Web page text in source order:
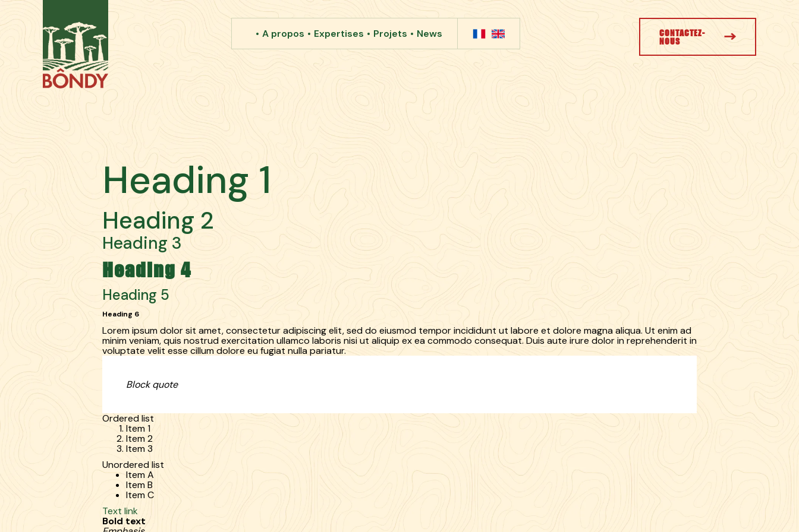
A propos Expertises Projets News CONTACTEZ-
NOUS
Heading 1
Heading 2
Heading 3
Heading 4
Heading 5
Heading 6
Lorem ipsum dolor sit amet, consectetur adipiscing elit, sed do eiusmod tempor incididunt ut labore et dolore magna aliqua. Ut enim ad
minim veniam, quis nostrud exercitation ullamco laboris nisi ut aliquip ex ea commodo consequat. Duis aute irure dolor in reprehenderit in
voluptate velit esse cillum dolore eu fugiat nulla pariatur.
Block quote
Ordered list
Item 1
Item 2
Item 3
Unordered list
Item A
Item B
Item C
Text link
Bold text